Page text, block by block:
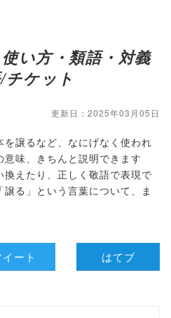
い方・類語・対義
ケット
更新日：2025年03月05日
譲るなど、なにげなく使われ
味、きちんと説明できます
えたり、正しく敬語で表現で
る」という言葉について、ま
イート はてブ